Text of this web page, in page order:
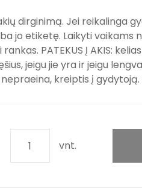
dirginimą. Jei reikalinga
jo etiketę. Laikyti vaikams
PATEKUS Į AKIS:
jeigu jie yra ir jeigu
kreiptis į
vnt.